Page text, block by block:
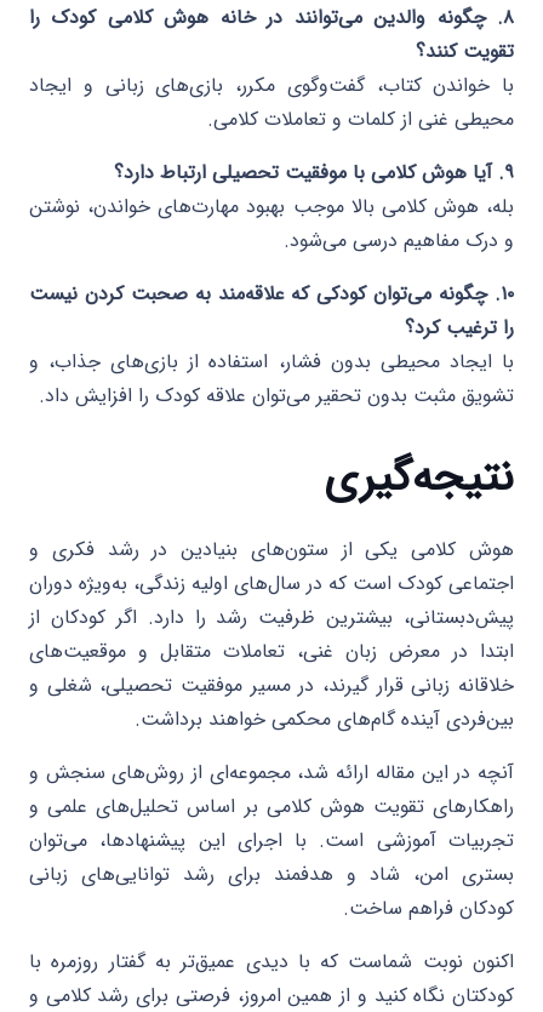
۸. چگونه والدین می‌توانند در خانه هوش کلامی کودک را
تقویت کنند؟
با خواندن کتاب، گفت‌وگوی مکرر، بازی‌های زبانی و ایجاد
محیطی غنی از کلمات و تعاملات کلامی.
۹. آیا هوش کلامی با موفقیت تحصیلی ارتباط دارد؟
بله، هوش کلامی بالا موجب بهبود مهارت‌های خواندن، نوشتن
و درک مفاهیم درسی می‌شود.
۱۰. چگونه می‌توان کودکی که علاقه‌مند به صحبت کردن نیست
را ترغیب کرد؟
با ایجاد محیطی بدون فشار، استفاده از بازی‌های جذاب، و
تشویق مثبت بدون تحقیر می‌توان علاقه کودک را افزایش داد.
نتیجه‌گیری
هوش کلامی یکی از ستون‌های بنیادین در رشد فکری و
اجتماعی کودک است که در سال‌های اولیه زندگی، به‌ویژه دوران
پیش‌دبستانی، بیشترین ظرفیت رشد را دارد. اگر کودکان از
ابتدا در معرض زبان غنی، تعاملات متقابل و موقعیت‌های
خلاقانه زبانی قرار گیرند، در مسیر موفقیت تحصیلی، شغلی و
بین‌فردی آینده گام‌های محکمی خواهند برداشت.
آنچه در این مقاله ارائه شد، مجموعه‌ای از روش‌های سنجش و
راهکارهای تقویت هوش کلامی بر اساس تحلیل‌های علمی و
تجربیات آموزشی است. با اجرای این پیشنهادها، می‌توان
بستری امن، شاد و هدفمند برای رشد توانایی‌های زبانی
کودکان فراهم ساخت.
اکنون نوبت شماست که با دیدی عمیق‌تر به گفتار روزمره با
کودکتان نگاه کنید و از همین امروز، فرصتی برای رشد کلامی و